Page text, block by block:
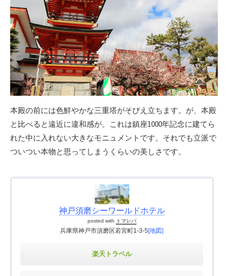
本殿の前には色鮮やかな三重塔がそびえ立ちます。が、本殿
と比べると遠近に違和感が。これは鎮座1000年記念に建てら
れた中に入れない大きなモニュメントです。それでも立派で
ついつい本物と思ってしまうくらいの美しさです。
神戸須磨シーワールドホテル
posted with トマレバ
兵庫県神戸市須磨区若宮町1-3-5[地図]
楽天トラベル